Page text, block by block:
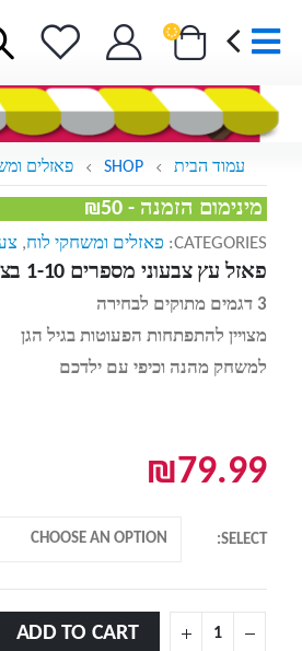
עמוד הבית SHOP פאזלים
מינימום הזמנה - ₪50
CATEGORIES: פאזלים ומשחקי לוח,
פאזל עץ צבעוני מספרים 1-10 בצורת חיות לפעוטות
3 דגמים מתוקים לבחירה
מצויין להתפתחות הפעוטות בגיל הגן
למשחק מהנה וכיפי עם ילדכם
₪79.99
SELECT
ADD TO CART